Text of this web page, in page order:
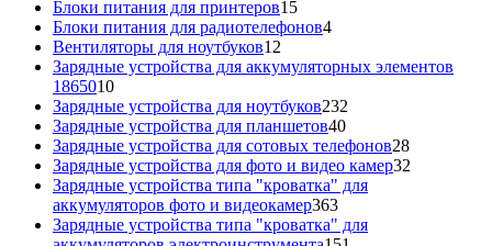
Блоки питания для принтеров1515
товаров
Блоки питания для радиотелефонов44
Вентиляторы для ноутбуков12
товаров
Зарядные устройства для аккумуляторных элементов
186501010
товаров
Зарядные устройства для ноутбуков232
Зарядные устройства для планшетов4040
товаров
Зарядные устройства для сотовых телефонов2828
товаров
Зарядные устройства для фото и видео камер32
Зарядные устройства типа "кроватка" для
аккумуляторов фото и видеокамер363363
товара
Зарядные устройства типа "кроватка" для